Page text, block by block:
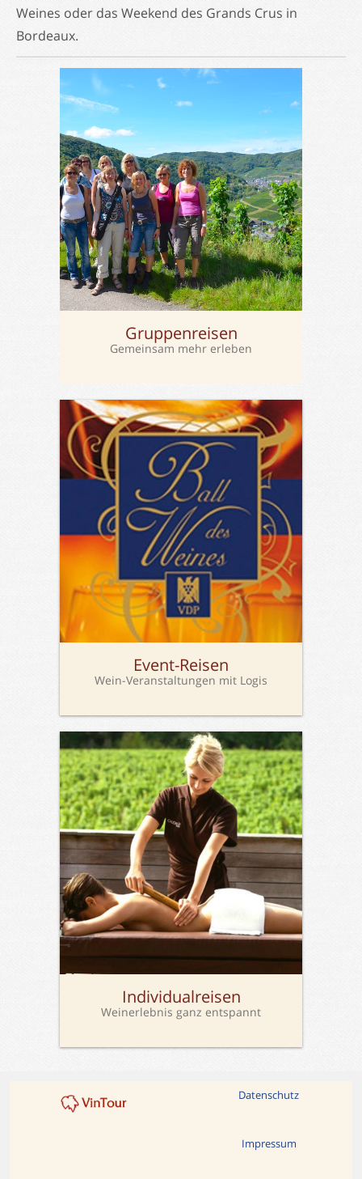
Weines oder das Weekend des Grands Crus in
Bordeaux.
Gruppenreisen
Gemeinsam mehr erleben
Event-Reisen
Wein-Veranstaltungen mit Logis
Individualreisen
Weinerlebnis ganz entspannt
Datenschutz
Impressum